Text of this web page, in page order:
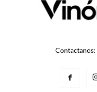
Contactanos: